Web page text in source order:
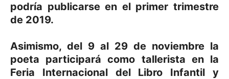
podría publicarse en el primer trimestre
de 2019.
Asimismo, del 9 al 29 de noviembre la
poeta participará como tallerista en la
Feria Internacional del Libro Infantil y